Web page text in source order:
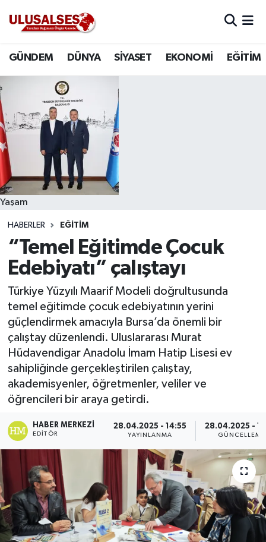
GÜNDEM DÜNYA SİYASET EKONOMİ EĞİTİM
Yaşam
HABERLER EĞİTİM
“Temel Eğitimde Çocuk
Edebiyatı” çalıştayı
Türkiye Yüzyılı Maarif Modeli doğrultusunda
temel eğitimde çocuk edebiyatının yerini
güçlendirmek amacıyla Bursa’da önemli bir
çalıştay düzenlendi. Uluslararası Murat
Hüdavendigar Anadolu İmam Hatip Lisesi ev
sahipliğinde gerçekleştirilen çalıştay,
akademisyenler, öğretmenler, veliler ve
öğrencileri bir araya getirdi.
HABER MERKEZI
EDITÖR
28.04.2025 - 14:55
YAYINLANMA
28.04.2025 -
GÜNCELLEME
DÜNYA
SİYASET
EKONOMİ
EĞİTİM
SAĞLIK
MAGAZİN
SPOR
Trafik Durumu
Süper Lig Puan Durumu ve Fikstür
Tüm Manşetler
Son Dakika Haberleri
Haber Arşivi